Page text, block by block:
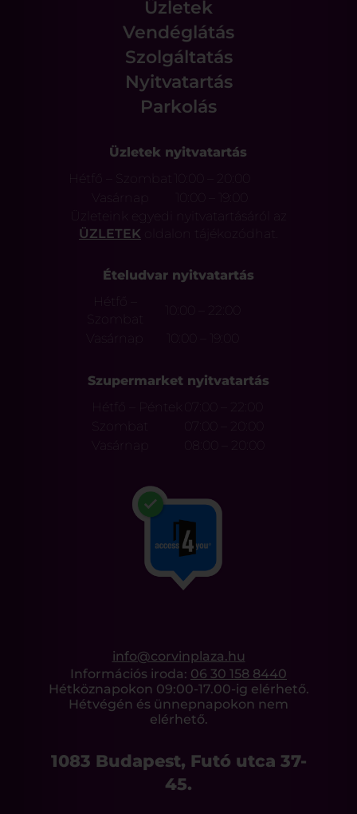
Üzletek
Vendéglátás
Szolgáltatás
Nyitvatartás
Parkolás
Üzletek nyitvatartás
Hétfő – Szombat
10:00 – 20:00
Vasárnap
Üzleteink egyedi nyitvatartásáról az
ÜZLETEK oldalon tájékozódhat.
Ételudvar nyitvatartás
Hétfő –
Szombat
10:00 – 22:00
Vasárnap
Szupermarket nyitvatartás
Hétfő – Péntek
07:00 – 22:00
Szombat
07:00 – 20:00
Vasárnap
08:00 – 20:00
info@corvinplaza.hu
Információs iroda: 06 30 158 8440
Hétköznapokon 09:00-17.00-ig elérhető.
Hétvégén és ünnepnapokon nem
elérhető.
1083 Budapest, Futó utca 37-
45.